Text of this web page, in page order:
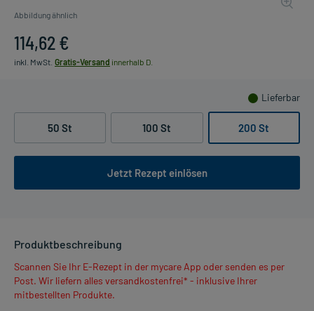
Abbildung ähnlich
114,62 €
inkl. MwSt. Gratis-Versand innerhalb D.
Lieferbar
50 St 100 St 200 St
Jetzt Rezept einlösen
Produktbeschreibung
Scannen Sie Ihr E-Rezept in der mycare App oder senden es per
Post. Wir liefern alles versandkostenfrei* - inklusive Ihrer
mitbestellten Produkte.